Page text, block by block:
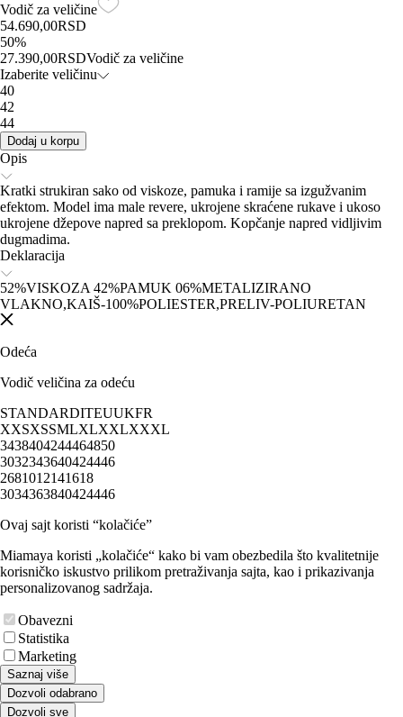
Vodič za veličine
54.690,00RSD
50%
27.390,00RSDVodič za veličine
Izaberite veličinu
40
42
44
Dodaj u korpu
Opis
Kratki strukiran sako od viskoze, pamuka i ramije sa izgužvanim
efektom. Model ima male revere, ukrojene skraćene rukave i ukoso
ukrojene džepove napred sa preklopom. Kopčanje napred vidljivim
dugmadima.
Deklaracija
52%VISKOZA 42%PAMUK 06%METALIZIRANO
VLAKNO,KAIŠ-100%POLIESTER,PRELIV-POLIURETAN
Odeća
Vodič veličina za odeću
STANDARDITEUUKFR
XXSXSSMLXLXXLXXXL
3438404244464850
3032343640424446
2681012141618
3034363840424446
Ovaj sajt koristi “kolačiće”
Miamaya koristi „kolačiće“ kako bi vam obezbedila što kvalitetnije
korisničko iskustvo prilikom pretraživanja sajta, kao i prikazivanja
personalizovanog sadržaja.
Obavezni
Statistika
Marketing
Saznaj više
Dozvoli odabrano
Dozvoli sve